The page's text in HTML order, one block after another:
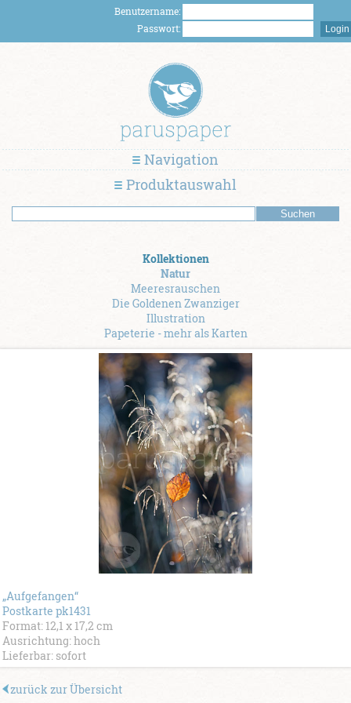
Benutzername:
Passwort:
Navigation
Produktauswahl
Kollektionen
Natur
Meeresrauschen
Die Goldenen Zwanziger
Illustration
Papeterie - mehr als Karten
„Aufgefangen“
Postkarte pk1431
Format: 12,1 x 17,2 cm
Ausrichtung: hoch
Lieferbar: sofort
zurück zur Übersicht